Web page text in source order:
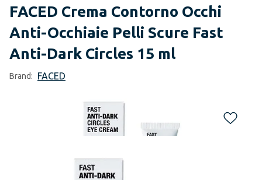
FACED Crema Contorno Occhi
Anti-Occhiaie Pelli Scure Fast
Anti-Dark Circles 15 ml
Brand: FACED